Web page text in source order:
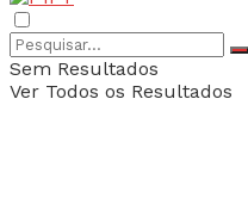
Sem Resultados
Ver Todos os Resultados